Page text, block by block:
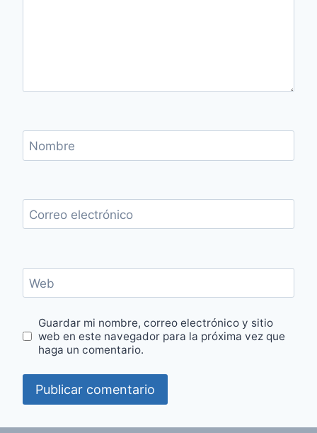
Nombre
Correo electrónico
Web
Guardar mi nombre, correo electrónico y sitio
web en este navegador para la próxima vez que
haga un comentario.